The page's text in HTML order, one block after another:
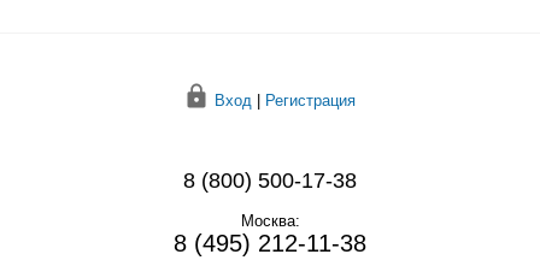
Вход | Регистрация
8 (800) 500-17-38
Москва:
8 (495) 212-11-38